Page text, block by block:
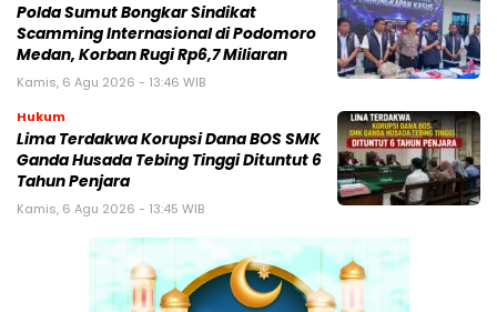
Polda Sumut Bongkar Sindikat
Scamming Internasional di Podomoro
Medan, Korban Rugi Rp6,7 Miliaran
Kamis, 6 Agu 2026 - 13:46 WIB
Hukum
Lima Terdakwa Korupsi Dana BOS SMK
Ganda Husada Tebing Tinggi Dituntut 6
Tahun Penjara
Kamis, 6 Agu 2026 - 13:45 WIB